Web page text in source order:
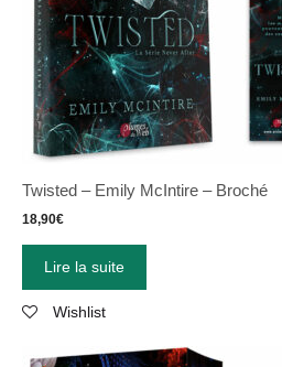
Twisted – Emily McIntire – Broché
18,90€
Lire la suite
Wishlist